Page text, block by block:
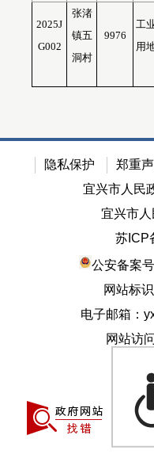
2025J
G002
张渚
镇五
洞村
9976
工
用
隐私保护 郑重
宜兴市人民
宜兴市
苏ICP
公安备案
网站标
电子邮箱：
网站访